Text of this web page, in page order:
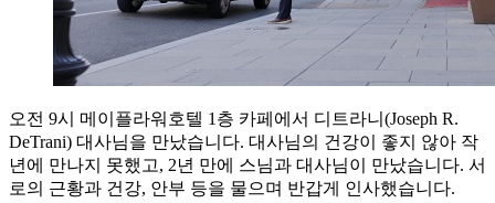
오전 9시 메이플라워호텔 1층 카페에서 디트라니(Joseph R.
DeTrani) 대사님을 만났습니다. 대사님의 건강이 좋지 않아 작
년에 만나지 못했고, 2년 만에 스님과 대사님이 만났습니다. 서
로의 근황과 건강, 안부 등을 물으며 반갑게 인사했습니다.